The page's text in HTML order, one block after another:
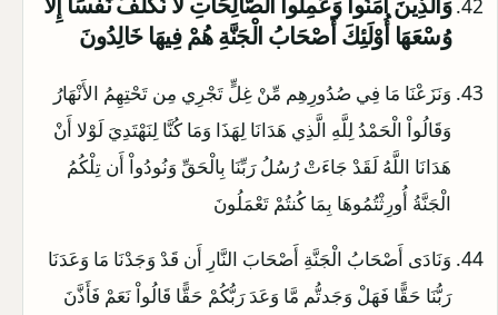
وُسْعَهَا أُوْلَئِكَ أَصْحَابُ الْجَنَّةِ هُمْ فِيهَا خَالِدُونَ
وَنَزَعْنَا مَا فِي صُدُورِهِم مِّنْ غِلٍّ تَجْرِي مِن تَحْتِهِمُ الأَنْهَارُ
وَقَالُواْ الْحَمْدُ لِلَّهِ الَّذِي هَدَانَا لِهَذَا وَمَا كُنَّا لِنَهْتَدِيَ لَوْلا أَنْ
هَدَانَا اللَّهُ لَقَدْ جَاءَتْ رُسُلُ رَبِّنَا بِالْحَقِّ وَنُودُواْ أَن تِلْكُمُ
الْجَنَّةُ أُورِثْتُمُوهَا بِمَا كُنتُمْ تَعْمَلُونَ
وَنَادَى أَصْحَابُ الْجَنَّةِ أَصْحَابَ النَّارِ أَن قَدْ وَجَدْنَا مَا وَعَدَنَا
رَبُّنَا حَقًّا فَهَلْ وَجَدتُّم مَّا وَعَدَ رَبُّكُمْ حَقًّا قَالُواْ نَعَمْ فَأَذَّنَ